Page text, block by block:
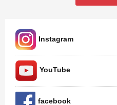
Instagram
YouTube
facebook